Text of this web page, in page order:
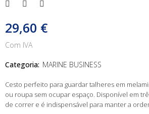
29,60 €
Com IVA
Categoria: MARINE BUSINESS
Cesto perfeito para guardar talheres em
ou roupa sem ocupar espaço. Disponível em
de correr e é indispensável para manter a